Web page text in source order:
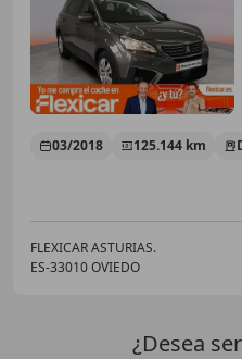
03/2018 125.144 km
FLEXICAR ASTURIAS.
ES-33010 OVIEDO
¿Desea